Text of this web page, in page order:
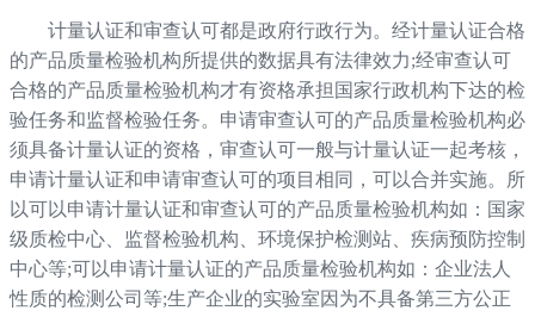
计量认证和审查认可都是政府行政行为。经计量认证合格
的产品质量检验机构所提供的数据具有法律效力;经审查认可
合格的产品质量检验机构才有资格承担国家行政机构下达的检
验任务和监督检验任务。申请审查认可的产品质量检验机构必
须具备计量认证的资格，审查认可一般与计量认证一起考核，
申请计量认证和申请审查认可的项目相同，可以合并实施。所
以可以申请计量认证和审查认可的产品质量检验机构如：国家
级质检中心、监督检验机构、环境保护检测站、疾病预防控制
中心等;可以申请计量认证的产品质量检验机构如：企业法人
性质的检测公司等;生产企业的实验室因为不具备第三方公正